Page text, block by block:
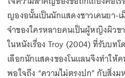
ญองอนั้นเป็นนักแสดงชาวเคนยา-
จำของใครหลายคนเป็นผู้หญิงผิวข
ในหนังเรื่อง Troy (2004) ที่รับบท
เลือกนักแสดงของโนแลนจึงทำให้
พอใจถึง “ความไม่ตรงปก” กับสิ่งม